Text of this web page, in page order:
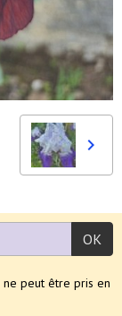
OK
peut être pris en